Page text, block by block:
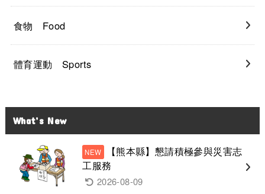
食物 Food
體育運動 Sports
What’s New
【熊本縣】懇請積極參與災害志
工服務
2026-08-09